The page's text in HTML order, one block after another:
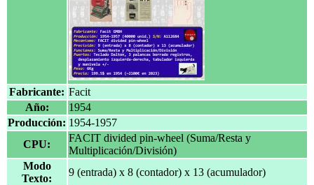
Fabricante: Facit
Año:
1954
Producción: 1954-1957
CPU:
FACIT divided pin-wheel (Suma/Resta y
Multiplicación/División)
Modo
Texto:
9 (entrada) x 8 (contador) x 13 (acumulador)